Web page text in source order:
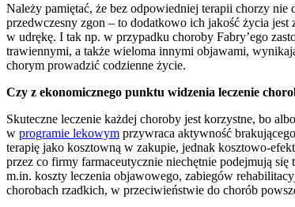
Należy pamiętać, że bez odpowiedniej terapii chorzy
przedwczesny zgon – to dodatkowo ich jakość życia
w udrękę. I tak np. w przypadku choroby Fabry’ego
trawiennymi, a także wieloma innymi objawami,
chorym prowadzić codzienne życie.
Czy z ekonomicznego punktu widzenia leczenie
Skuteczne leczenie każdej choroby jest korzystne, bo
w programie lekowym przywraca aktywność
terapię jako kosztowną w zakupie, jednak kosztowo-
przez co firmy farmaceutycznie niechętnie podejmują
m.in. koszty leczenia objawowego, zabiegów
chorobach rzadkich, w przeciwieństwie do chorób